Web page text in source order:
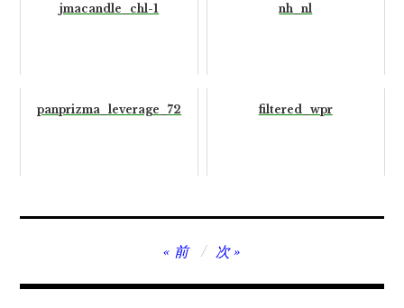
jmacandle_chl-1 nh_nl
panprizma_leverage_72 filtered_wpr
稿
前 次